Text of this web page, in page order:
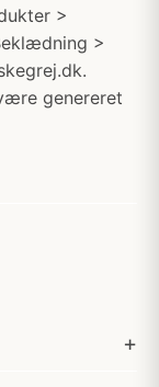
>
>
genereret